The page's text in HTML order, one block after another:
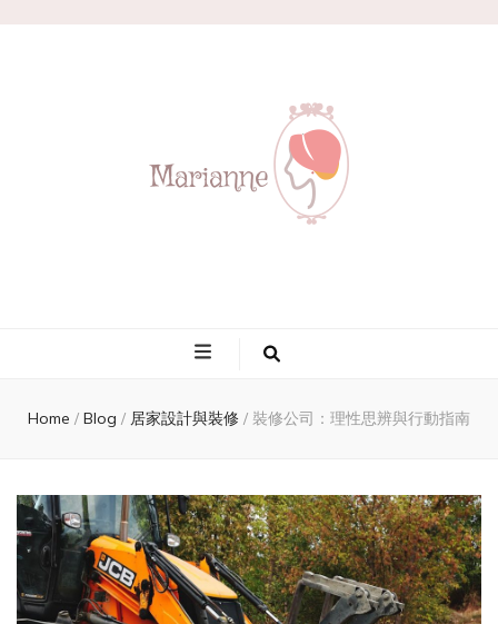
Marianne
Home / Blog / 居家設計與裝修 / 裝修公司：理性思辨與行動指南